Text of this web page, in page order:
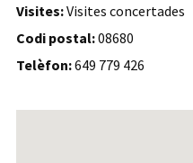
Visites:Visites concertades
Codi postal:08680
Telèfon:649 779 426